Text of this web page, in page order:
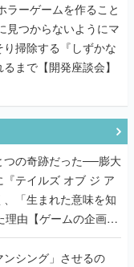
ラーゲームを作ること
掃除する『しずかな
まで【開発座談会】
つの奇跡だった──膨大
テイルズ オブ ジ ア
「生まれた意味を知
理由【ゲームの企画
シング」させるの